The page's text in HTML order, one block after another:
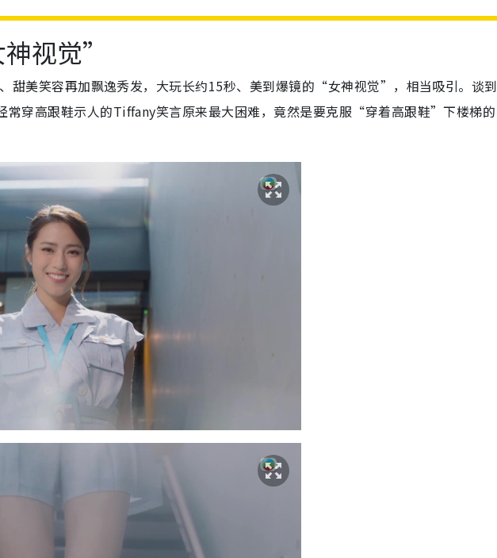
视觉”
甜美笑容再加飘逸秀发，大玩长约15秒、美到爆镜的“女神视觉”，相当吸引。谈到
穿高跟鞋示人的Tiffany笑言原来最大困难，竟然是要克服“穿着高跟鞋”下楼梯的